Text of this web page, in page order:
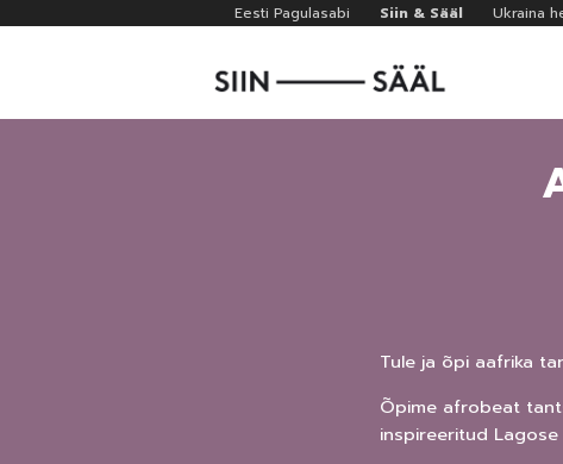
Eesti Pagulasabi Siin & Sääl Ukraina
Tule ja õpi aafrika
Õpime afrobeat
inspireeritud Lagose